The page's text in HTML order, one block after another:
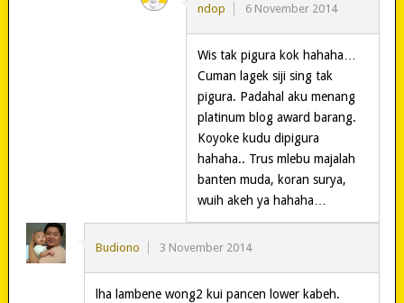
ndop 6 November 2014
Wis tak pigura kok hahaha…
Cuman lagek siji sing tak
pigura. Padahal aku menang
platinum blog award barang.
Koyoke kudu dipigura
hahaha.. Trus mlebu majalah
banten muda, koran surya,
wuih akeh ya hahaha…
Budiono 3 November 2014
lha lambene wong2 kui pancen lower kabeh.